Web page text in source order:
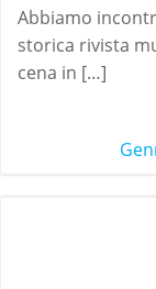
Abbiamo
storica rivista
cena in […]